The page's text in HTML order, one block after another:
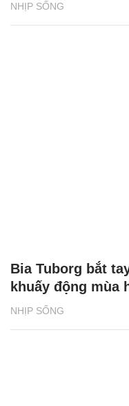
NHỊP SỐNG
NHỊP SỐNG
Bia Tuborg bắt
khuấy động mùa